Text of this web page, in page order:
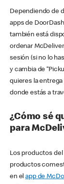
Dependiendo de
apps de
también está
ordenar
sesión (si no lo
y cambia de
quieres la
donde estás a
¿Cómo sé
para
Los productos
productos
en elapp de